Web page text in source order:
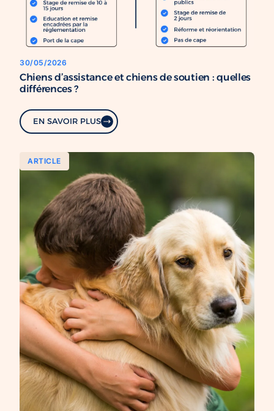
30/05/2026
Chiens d’assistance et chiens de soutien : quelles
différences ?
EN SAVOIR PLUS
ARTICLE